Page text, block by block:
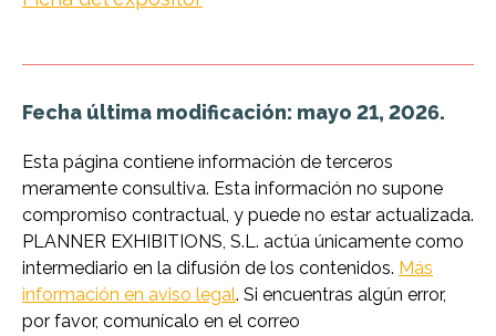
Fecha última modificación: mayo 21, 2026.
Esta página contiene información de terceros
meramente consultiva. Esta información no supone
compromiso contractual, y puede no estar actualizada.
PLANNER EXHIBITIONS, S.L. actúa únicamente como
intermediario en la difusión de los contenidos. Más
información en aviso legal. Si encuentras algún error,
por favor, comunícalo en el correo